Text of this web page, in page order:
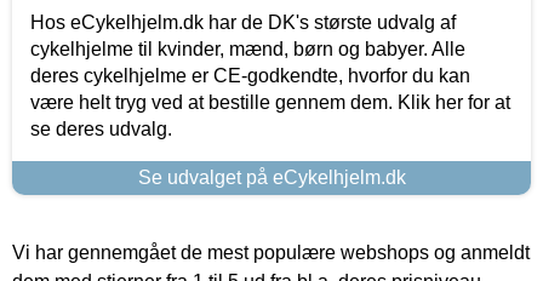
Hos eCykelhjelm.dk har de DK's største udvalg af
cykelhjelme til kvinder, mænd, børn og babyer. Alle
deres cykelhjelme er CE-godkendte, hvorfor du kan
være helt tryg ved at bestille gennem dem. Klik her for at
se deres udvalg.
Se udvalget på eCykelhjelm.dk
Vi har gennemgået de mest populære webshops og anmeldt